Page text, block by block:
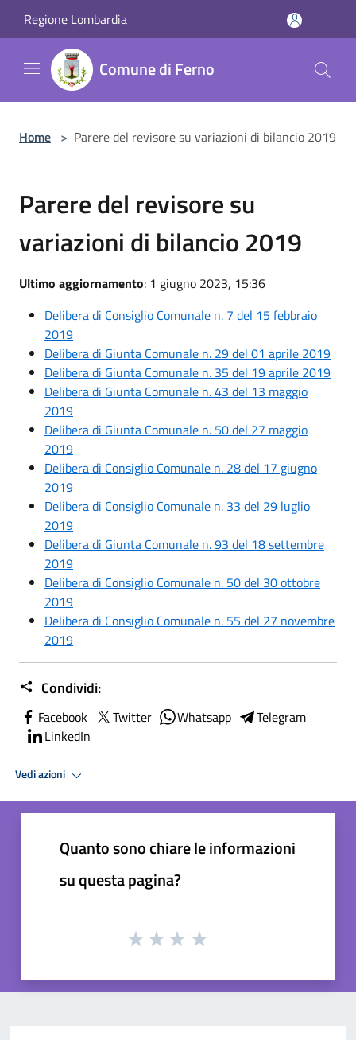
Regione Lombardia
Comune di Ferno
Home > Parere del revisore su variazioni di bilancio 2019
Parere del revisore su
variazioni di bilancio 2019
Ultimo aggiornamento: 1 giugno 2023, 15:36
Delibera di Consiglio Comunale n. 7 del 15 febbraio
2019
Delibera di Giunta Comunale n. 29 del 01 aprile 2019
Delibera di Giunta Comunale n. 35 del 19 aprile 2019
Delibera di Giunta Comunale n. 43 del 13 maggio
2019
Delibera di Giunta Comunale n. 50 del 27 maggio
2019
Delibera di Consiglio Comunale n. 28 del 17 giugno
2019
Delibera di Consiglio Comunale n. 33 del 29 luglio
2019
Delibera di Giunta Comunale n. 93 del 18 settembre
2019
Delibera di Consiglio Comunale n. 50 del 30 ottobre
2019
Delibera di Consiglio Comunale n. 55 del 27 novembre
2019
Condividi:
Facebook Twitter Whatsapp
Telegram
LinkedIn
Vedi azioni
Quanto sono chiare le informazioni
su questa pagina?